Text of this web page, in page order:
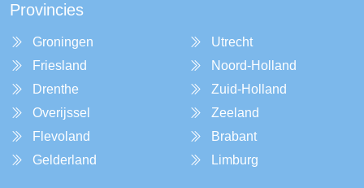
Provincies
Groningen
Friesland
Drenthe
Overijssel
Flevoland
Gelderland
Utrecht
Noord-Holland
Zuid-Holland
Zeeland
Brabant
Limburg